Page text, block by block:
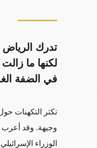
تدرك الرياض
لكنها ما
في الضفة
تكثر التكهنات
وجيهة. وقد أعرب
الوزراء